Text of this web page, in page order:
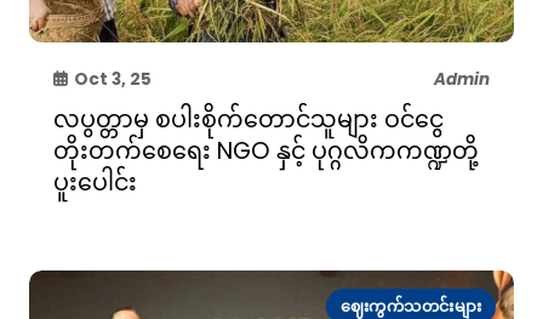
Oct 3, 25 Admin
လပွတ္တာမှ စပါးစိုက်တောင်သူများ ဝင်ငွေ
တိုးတက်စေရေး NGO နှင့် ပုဂ္ဂလိကကဏ္ဍတို့
ပူးပေါင်း
ဈေးကွက်သတင်းများ